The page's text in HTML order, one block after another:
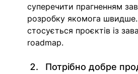
суперечити прагненням
розробку якомога
стосується проєктів із
roadmap.
Потрібно добре